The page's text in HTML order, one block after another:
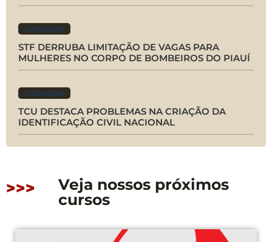
Licitações
STF DERRUBA LIMITAÇÃO DE VAGAS PARA
MULHERES NO CORPO DE BOMBEIROS DO PIAUÍ
Licitações
TCU DESTACA PROBLEMAS NA CRIAÇÃO DA
IDENTIFICAÇÃO CIVIL NACIONAL
>>>
Veja nossos próximos
cursos